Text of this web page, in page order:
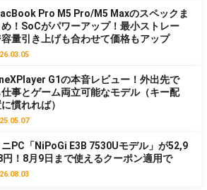
Pro M5 Pro/M5 Maxのスペックま
め！SoCがパワーアップ！最小ストレー
容量引き上げも合わせて価格もアップ
G1の本音レビュー！外出先で
仕事とゲーム両立可能なモデル（キー配
慣れれば）
ニPC「NiPoGi E3B 7530Uモデル」が52,9
円！8月9日まで使えるクーポン適用で